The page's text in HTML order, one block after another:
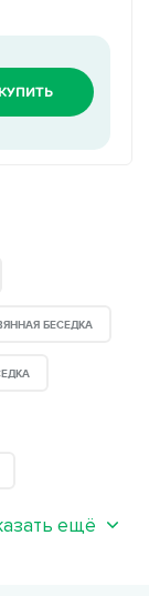
КУПИТЬ
БЕСЕДКА
ещё